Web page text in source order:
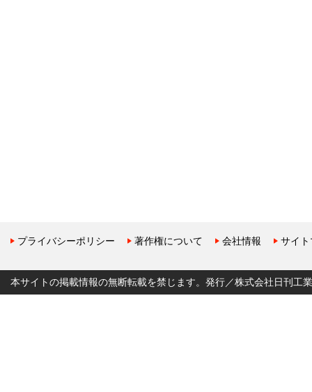
プライバシーポリシー 著作権について 会社情報 サイ
本サイトの掲載情報の無断転載を禁じます。発行／株式会社日刊